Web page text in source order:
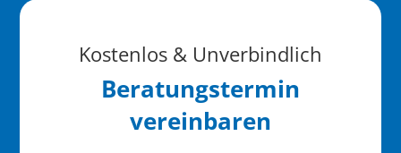
Kostenlos & Unverbindlich
Beratungstermin
vereinbaren